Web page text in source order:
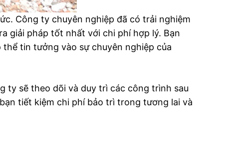
Công ty chuyên nghiệp đã có trải nghiệm
giải pháp tốt nhất với chi phí hợp lý. Bạn
tin tưởng vào sự chuyên nghiệp của
ty sẽ theo dõi và duy trì các công trình sau
tiết kiệm chi phí bảo trì trong tương lai và